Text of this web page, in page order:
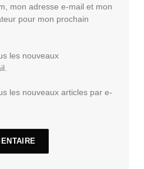
mon adresse e-mail et mon
pour mon prochain
les nouveaux
les nouveaux articles par e-